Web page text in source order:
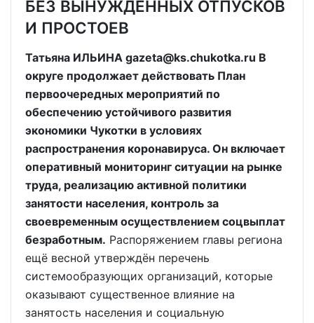
БЕЗ ВЫНУЖДЕННЫХ ОТПУСКОВ
И ПРОСТОЕВ
Татьяна ИЛЬИНА gazeta@ks.chukotka.ru В
округе продолжает действовать План
первоочередных мероприятий по
обеспечению устойчивого развития
экономики Чукотки в условиях
распространения коронавируса. Он включает
оперативный мониторинг ситуации на рынке
труда, реализацию активной политики
занятости населения, контроль за
своевременным осуществлением соцвыплат
безработным. Распоряжением главы региона
ещё весной утверждён перечень
системообразующих организаций, которые
оказывают существенное влияние на
занятость населения и социальную